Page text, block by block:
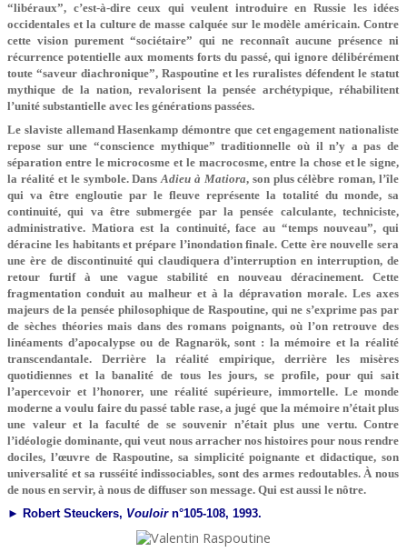
“libéraux”, c’est-à-dire ceux qui veulent introduire en Russie les idées
occidentales et la culture de masse calquée sur le modèle américain. Contre
cette vision purement “sociétaire” qui ne reconnaît aucune présence ni
récurrence potentielle aux moments forts du passé, qui ignore délibérément
toute “saveur diachronique”, Raspoutine et les ruralistes défendent le statut
mythique de la nation, revalorisent la pensée archétypique, réhabilitent
l’unité substantielle avec les générations passées.
Le slaviste allemand Hasenkamp démontre que cet engagement nationaliste
repose sur une “conscience mythique” traditionnelle où il n’y a pas de
séparation entre le microcosme et le macrocosme, entre la chose et le signe,
la réalité et le symbole. DansAdieu à Matiora, son plus célèbre roman, l’île
qui va être engloutie par le fleuve représente la totalité du monde, sa
continuité, qui va être submergée par la pensée calculante, techniciste,
administrative. Matiora est la continuité, face au “temps nouveau”, qui
déracine les habitants et prépare l’inondation finale. Cette ère nouvelle sera
une ère de discontinuité qui claudiquera d’interruption en interruption, de
retour furtif à une vague stabilité en nouveau déracinement. Cette
fragmentation conduit au malheur et à la dépravation morale. Les axes
majeurs de la pensée philosophique de Raspoutine, qui ne s’exprime pas par
de sèches théories mais dans des romans poignants, où l’on retrouve des
linéaments d’apocalypse ou de Ragnarök, sont : la mémoire et la réalité
transcendantale. Derrière la réalité empirique, derrière les misères
quotidiennes et la banalité de tous les jours, se profile, pour qui sait
l’apercevoir et l’honorer, une réalité supérieure, immortelle. Le monde
moderne a voulu faire du passé table rase, a jugé que la mémoire n’était plus
une valeur et la faculté de se souvenir n’était plus une vertu. Contre
l’idéologie dominante, qui veut nous arracher nos histoires pour nous rendre
dociles, l’œuvre de Raspoutine, sa simplicité poignante et didactique, son
universalité et sa russéité indissociables, sont des armes redoutables. À nous
de nous en servir, à nous de diffuser son message. Qui est aussi le nôtre.
► Robert Steuckers, Vouloirn°105-108, 1993.